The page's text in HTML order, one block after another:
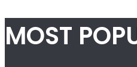
MOST